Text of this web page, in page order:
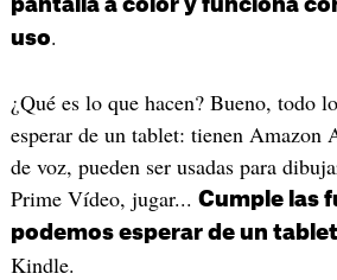
pantalla a color y funciona
uso.
¿Qué es lo que hacen? Bueno, todo
esperar de un tablet: tienen Amazon
de voz, pueden ser usadas para
Prime Vídeo, jugar... Cumple las
podemos esperar de un tablet
Kindle.